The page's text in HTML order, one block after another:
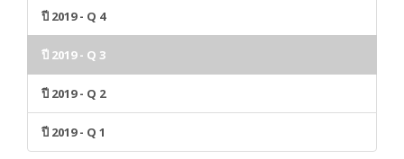
ปี 2019 - Q 4
ปี 2019 - Q 3
ปี 2019 - Q 2
ปี 2019 - Q 1